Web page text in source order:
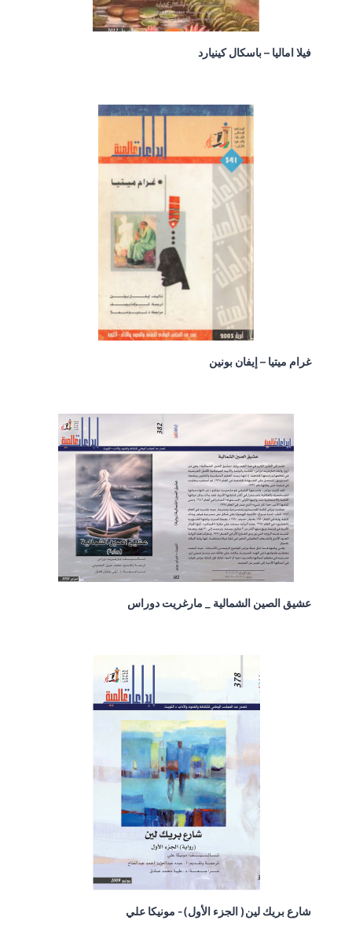
فيلا اماليا – باسكال كينيارد
غرام ميتيا – إيفان بونين
عشيق الصين الشمالية _ مارغريت دوراس
شارع بريك لين( الجزء الأول)- مونيكا علي